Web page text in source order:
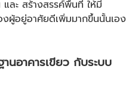
และ สร้างสรรค์พื้นที่ ให้มี
ผู้อยู่อาศัยดีเพิ่มมากขึ้นนั้นเอง
นอาคารเขียว กับระบบ